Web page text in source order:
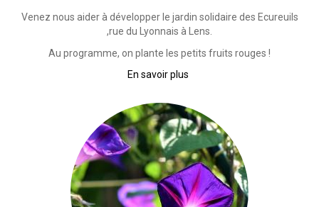
Venez nous aider à développer le jardin solidaire des Ecureuils
,rue du Lyonnais à Lens.
Au programme, on plante les petits fruits rouges !
En savoir plus
:
Plantation
des
petits
fruits
rouges